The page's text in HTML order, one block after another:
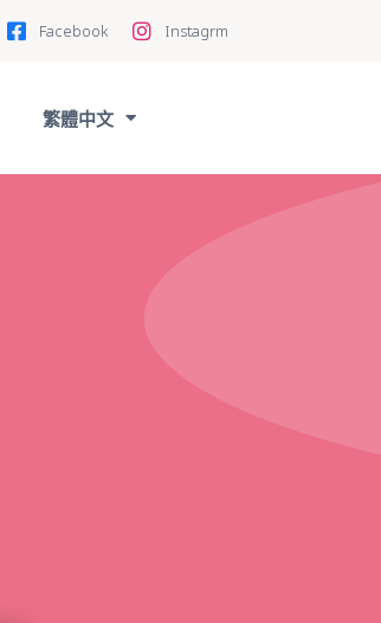
Facebook Instagrm
繁體中文